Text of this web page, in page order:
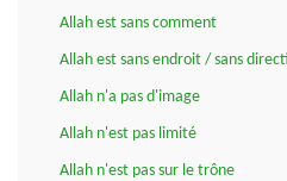
Allah est sans comment
Allah est sans endroit / sans
Allah n'a pas d'image
Allah n'est pas limité
Allah n'est pas sur le trône